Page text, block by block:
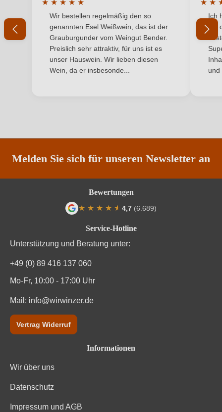
Land Italien
Qualität DOC
Cuvée (Rosé)
Weinart Perl- & Schaumwein
Ihr Passwort
Ich habe mein Passwort vergessen
★ ★ ★ ★ ★
Durchschnittliche Bewertung von 5 von 5 Sternen
Wir bestellen regelmäßig den so
genannten Esel Weißwein, das ist der
Grauburgunder vom Weingut Bender.
Preislich sehr attraktiv, für uns ist es
unser Hauswein. Wir lieben diesen
Wein, da er insbesonde...
★ ★
Ich
mit
und
Melden Sie sich für unseren Newsletter an
Service-Hotline
Unterstützung und Beratung unter:
+49 (0) 89 416 137 060
Mo-Fr, 10:00 - 17:00 Uhr
Mail: info@wirwinzer.de
Vertrag Widerruf
Informationen
Wir über uns
Datenschutz
Impressum und AGB
Bewertungen
★ ★ ★ ★ ★
★ 4,7 (6.689)